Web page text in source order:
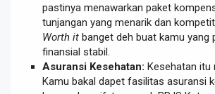
pastinya menawarkan paket
tunjangan yang menarik dan
Worth it banget deh buat kamu yang
finansial stabil.
Asuransi Kesehatan: Kesehatan itu
Kamu bakal dapet fasilitas asuransi